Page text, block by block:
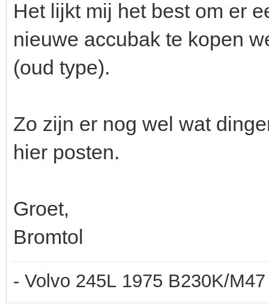
Het lijkt mij het best om er
nieuwe accubak te kopen
(oud type).
Zo zijn er nog wel wat
hier posten.
Groet,
Bromtol
- Volvo 245L 1975 B230K/